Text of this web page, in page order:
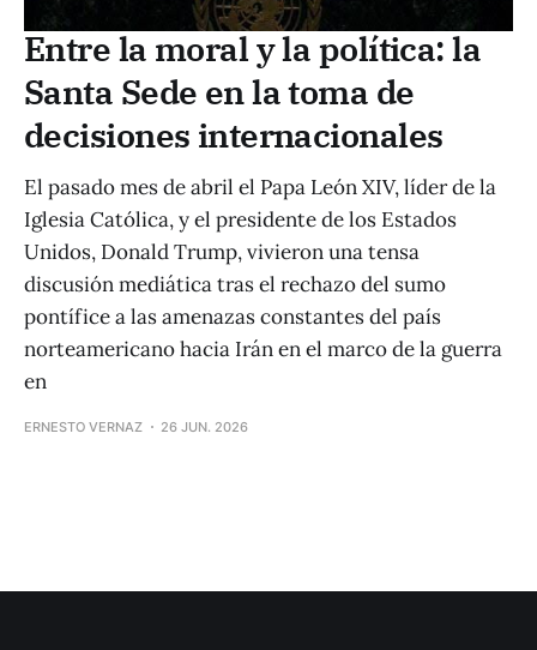
Entre la moral y la política: la
Santa Sede en la toma de
decisiones internacionales
El pasado mes de abril el Papa León XIV, líder de la
Iglesia Católica, y el presidente de los Estados
Unidos, Donald Trump, vivieron una tensa
discusión mediática tras el rechazo del sumo
pontífice a las amenazas constantes del país
norteamericano hacia Irán en el marco de la guerra
en
ERNESTO VERNAZ 26 JUN. 2026